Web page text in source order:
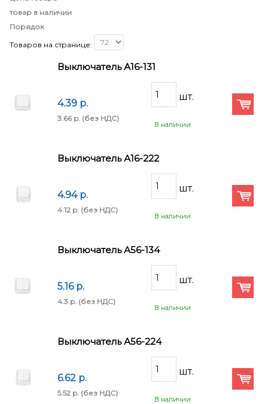
товар в наличии
Порядок
Товаров на странице:
Выключатель А16-131
4.39 p.
3.66 p. (без НДС)
В наличии
Выключатель А16-222
4.94 p.
4.12 p. (без НДС)
В наличии
Выключатель А56-134
5.16 p.
4.3 p. (без НДС)
В наличии
Выключатель А56-224
6.62 p.
5.52 p. (без НДС)
В наличии